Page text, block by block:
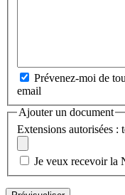
Prévenez-moi de
email
Ajouter un document
Extensions autorisées :
Je veux recevoir la